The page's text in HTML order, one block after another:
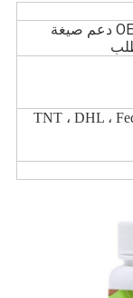
OEM / ODM Private Label Service دعم صيغة